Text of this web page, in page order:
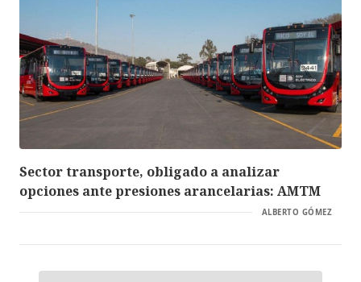
Sector transporte, obligado a analizar
opciones ante presiones arancelarias: AMTM
ALBERTO GÓMEZ